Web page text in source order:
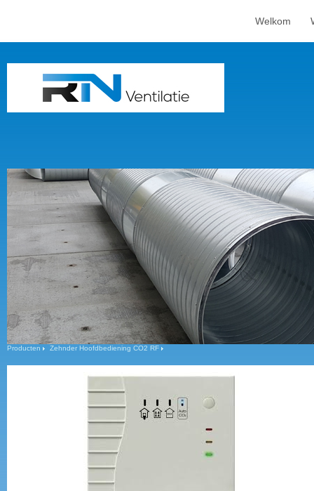
Welkom
Producten Zehnder Hoofdbediening CO2 RF